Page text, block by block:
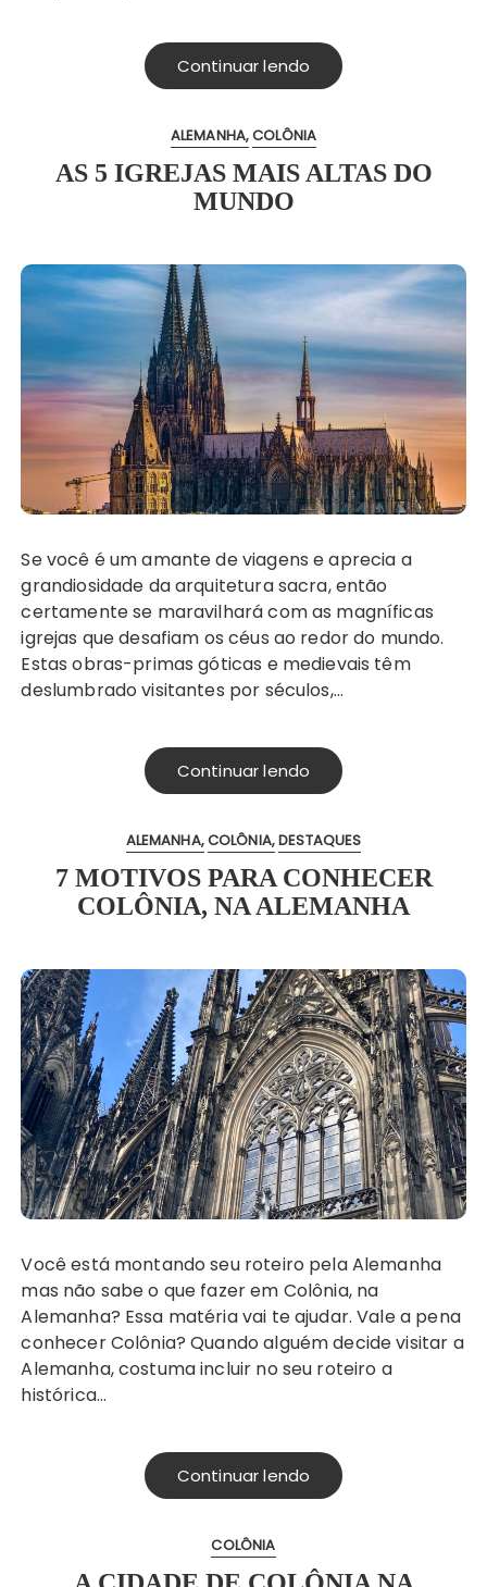
Continuar lendo
ALEMANHA COLÔNIA
AS 5 IGREJAS MAIS ALTAS DO
MUNDO
Se você é um amante de viagens e aprecia a
grandiosidade da arquitetura sacra, então
certamente se maravilhará com as magníficas
igrejas que desafiam os céus ao redor do mundo.
Estas obras-primas góticas e medievais têm
deslumbrado visitantes por séculos,…
Continuar lendo
ALEMANHA COLÔNIA DESTAQUES
7 MOTIVOS PARA CONHECER
COLÔNIA, NA ALEMANHA
Você está montando seu roteiro pela Alemanha
mas não sabe o que fazer em Colônia, na
Alemanha? Essa matéria vai te ajudar. Vale a pena
conhecer Colônia? Quando alguém decide visitar a
Alemanha, costuma incluir no seu roteiro a
histórica…
Continuar lendo
COLÔNIA